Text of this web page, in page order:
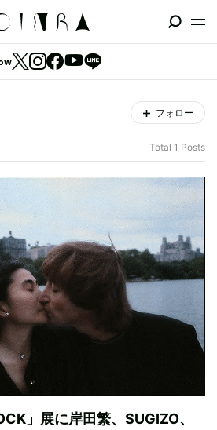
フォロー
Total 1 Posts
」展に岸田繁、SUGIZO、